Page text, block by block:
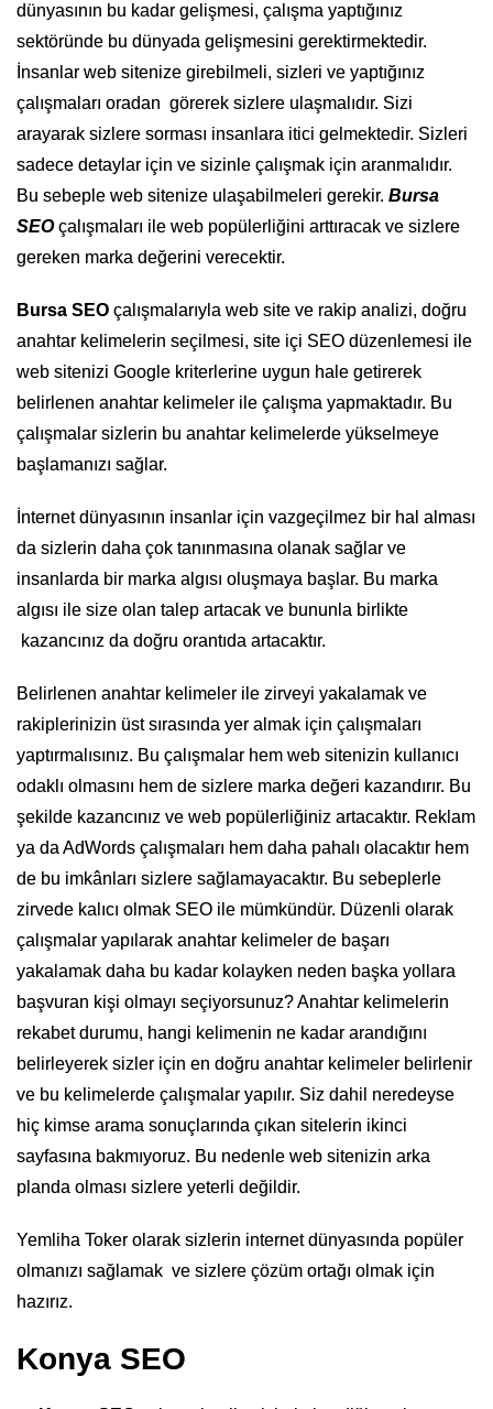
dünyasının bu kadar gelişmesi, çalışma yaptığınız
sektöründe bu dünyada gelişmesini gerektirmektedir.
İnsanlar web sitenize girebilmeli, sizleri ve yaptığınız
çalışmaları oradan görerek sizlere ulaşmalıdır. Sizi
arayarak sizlere sorması insanlara itici gelmektedir. Sizleri
sadece detaylar için ve sizinle çalışmak için aranmalıdır.
Bu sebeple web sitenize ulaşabilmeleri gerekir. Bursa
SEOçalışmaları ile web popülerliğini arttıracak ve sizlere
gereken marka değerini verecektir.
Bursa SEO çalışmalarıyla web site ve rakip analizi, doğru
anahtar kelimelerin seçilmesi, site içi SEO düzenlemesi ile
web sitenizi Google kriterlerine uygun hale getirerek
belirlenen anahtar kelimeler ile çalışma yapmaktadır. Bu
çalışmalar sizlerin bu anahtar kelimelerde yükselmeye
başlamanızı sağlar.
İnternet dünyasının insanlar için vazgeçilmez bir hal alması
da sizlerin daha çok tanınmasına olanak sağlar ve
insanlarda bir marka algısı oluşmaya başlar. Bu marka
algısı ile size olan talep artacak ve bununla birlikte
kazancınız da doğru orantıda artacaktır.
Belirlenen anahtar kelimeler ile zirveyi yakalamak ve
rakiplerinizin üst sırasında yer almak için çalışmaları
yaptırmalısınız. Bu çalışmalar hem web sitenizin kullanıcı
odaklı olmasını hem de sizlere marka değeri kazandırır. Bu
şekilde kazancınız ve web popülerliğiniz artacaktır. Reklam
ya da AdWords çalışmaları hem daha pahalı olacaktır hem
de bu imkânları sizlere sağlamayacaktır. Bu sebeplerle
zirvede kalıcı olmak SEO ile mümkündür. Düzenli olarak
çalışmalar yapılarak anahtar kelimeler de başarı
yakalamak daha bu kadar kolayken neden başka yollara
başvuran kişi olmayı seçiyorsunuz? Anahtar kelimelerin
rekabet durumu, hangi kelimenin ne kadar arandığını
belirleyerek sizler için en doğru anahtar kelimeler belirlenir
ve bu kelimelerde çalışmalar yapılır. Siz dahil neredeyse
hiç kimse arama sonuçlarında çıkan sitelerin ikinci
sayfasına bakmıyoruz. Bu nedenle web sitenizin arka
planda olması sizlere yeterli değildir.
Yemliha Toker olarak sizlerin internet dünyasında popüler
olmanızı sağlamak ve sizlere çözüm ortağı olmak için
hazırız.
Konya SEO